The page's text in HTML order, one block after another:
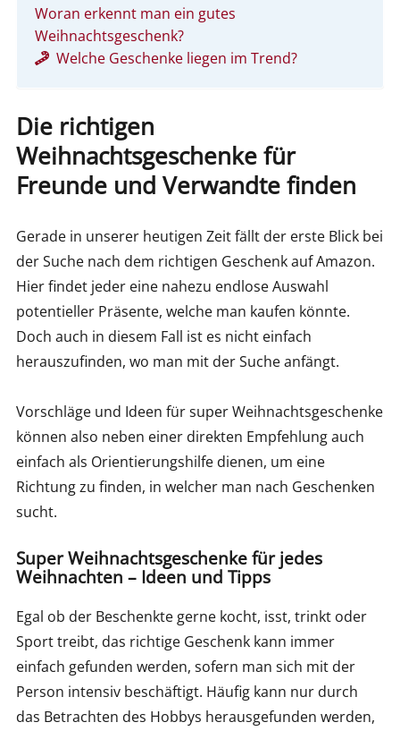
Woran erkennt man ein gutes
Weihnachtsgeschenk?
Welche Geschenke liegen im Trend?
Die richtigen
Weihnachtsgeschenke für
Freunde und Verwandte finden
Gerade in unserer heutigen Zeit fällt der erste Blick bei
der Suche nach dem richtigen Geschenk auf Amazon.
Hier findet jeder eine nahezu endlose Auswahl
potentieller Präsente, welche man kaufen könnte.
Doch auch in diesem Fall ist es nicht einfach
herauszufinden, wo man mit der Suche anfängt.
Vorschläge und Ideen für super Weihnachtsgeschenke
können also neben einer direkten Empfehlung auch
einfach als Orientierungshilfe dienen, um eine
Richtung zu finden, in welcher man nach Geschenken
sucht.
Super Weihnachtsgeschenke für jedes
Weihnachten – Ideen und Tipps
Egal ob der Beschenkte gerne kocht, isst, trinkt oder
Sport treibt, das richtige Geschenk kann immer
einfach gefunden werden, sofern man sich mit der
Person intensiv beschäftigt. Häufig kann nur durch
das Betrachten des Hobbys herausgefunden werden,